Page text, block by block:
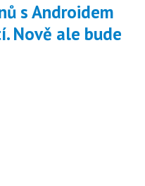
Nově ale bude